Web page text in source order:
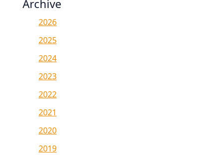
Archive
2026
2025
2024
2023
2022
2021
2020
2019